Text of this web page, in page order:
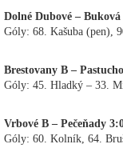
Dolné Dubové –
Góly: 68. Kašuba (pen),
Brestovany B –
Góly: 45. Hladký – 33.
Vrbové B – Pečeňady
Góly: 60. Kolník, 64.